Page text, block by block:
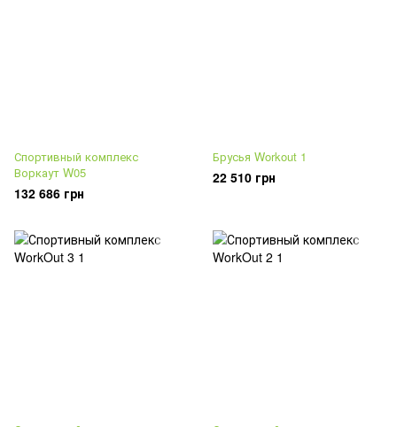
Спортивный комплекс
Воркаут W05
132 686 грн
Брусья Workout 1
22 510 грн